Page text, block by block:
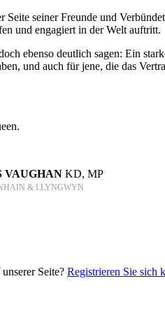
seiner Freunde und
und engagiert in der Welt auftritt.
ebenso deutlich sagen: Ein
und auch für jene, die das
VAUGHAN KD, MP
& LLYNGWYN
Seite? Registrieren Sie sich